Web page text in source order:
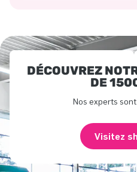
DÉCOUVREZ
DE
Nos experts
Visitez